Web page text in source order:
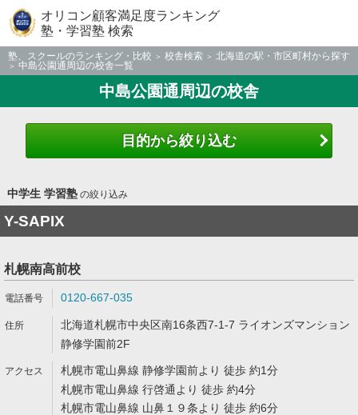
オリコン顧客満足度ランキング
塾・学習塾 検索
塾、スクールのランキング・比較 校舎検索
北海道の駅・市区町村から探す
中島公園通周辺の校舎一覧
中島公園通周辺の校舎
目的から絞り込む
中学生 学習塾の絞り込み
Y-SAPIX
札幌南高前校
0120-667-035
北海道札幌市中央区南16条西7-1-7 ライオンズマンション
静修学園前2F
札幌市電山鼻線 静修学園前より 徒歩 約1分
札幌市電山鼻線 行啓通より 徒歩 約4分
札幌市電山鼻線 山鼻１９条より 徒歩 約6分